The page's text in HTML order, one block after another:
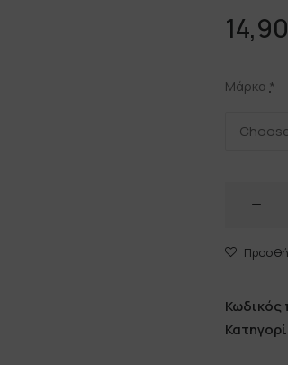
14,90
Μάρκα *
Κωδικός